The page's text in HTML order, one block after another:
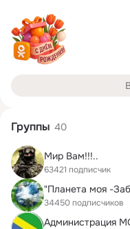
Группы 40
Мир Вам!!!..
63421 подписчик
"Планета моя -
34450 подписчиков
Администрация